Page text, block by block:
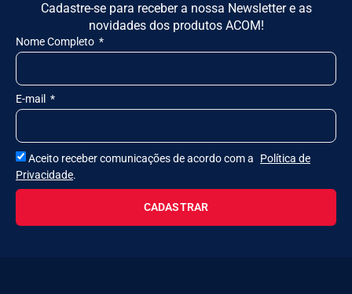
Cadastre-se para receber a nossa Newsletter e as
novidades dos produtos ACOM!
Nome Completo
E-mail
Aceito receber comunicações de acordo com a
Política de
Privacidade.
CADASTRAR